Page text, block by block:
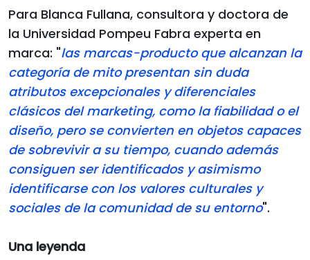
Para Blanca Fullana, consultora y doctora de
la Universidad Pompeu Fabra experta en
marca: "las marcas-producto que alcanzan la
categoría de mito presentan sin duda
atributos excepcionales y diferenciales
clásicos del marketing, como la fiabilidad o el
diseño, pero se convierten en objetos capaces
de sobrevivir a su tiempo, cuando además
consiguen ser identificados y asimismo
identificarse con los valores culturales y
sociales de la comunidad de su entorno".
Una leyenda